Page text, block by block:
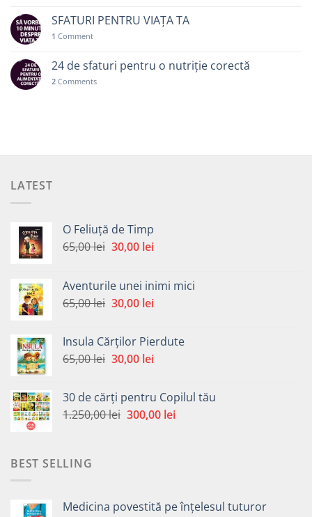
SFATURI PENTRU VIAȚA TA
1 Comment
24 de sfaturi pentru o nutriție corectă
2 Comments
LATEST
O Feliuță de Timp
65,00lei Prețul
fost:
65,00 lei.
30,00 leiPrețul
30,00 lei.
Aventurile unei inimi mici
65,00lei Prețul
fost:
65,00 lei.
30,00 leiPrețul
30,00 lei.
Insula Cărților Pierdute
65,00lei Prețul
fost:
65,00 lei.
30,00 leiPrețul
30,00 lei.
30 de cărți pentru Copilul tău
1.250,00lei Prețul
300,00 leiPrețul
BEST SELLING
Medicina povestită pe înțelesul tuturor